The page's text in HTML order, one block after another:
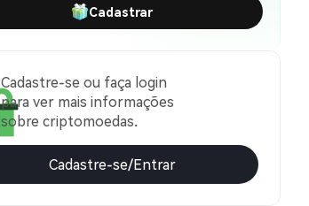
Cadastrar
Cadastre-se ou faça login
para ver mais informações
sobre criptomoedas.
Cadastre-se/Entrar